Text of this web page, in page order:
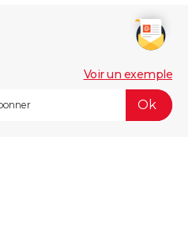
Voir un exemple